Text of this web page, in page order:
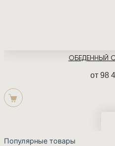
ОБЕДЕННЫЙ
от 98
Популярные товары